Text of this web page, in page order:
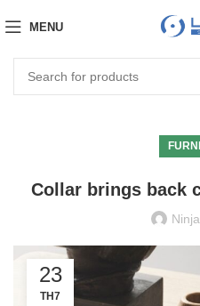
MENU
Collar brings back
23
TH7